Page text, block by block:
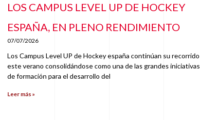
LOS CAMPUS LEVEL UP DE HOCKEY
ESPAÑA, EN PLENO RENDIMIENTO
07/07/2026
Los Campus Level UP de Hockey españa continúan su recorrido
este verano consolidándose como una de las grandes iniciativas
de formación para el desarrollo del
Leer más »